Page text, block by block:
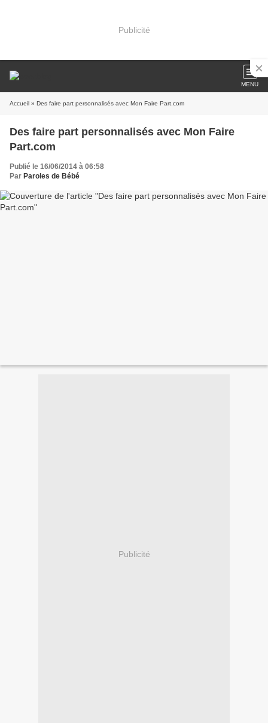
Publicité
MENU
Accueil » Des faire part personnalisés avec Mon Faire Part.com
Des faire part personnalisés avec Mon Faire
Part.com
Publié le 16/06/2014 à 06:58
Par Paroles de Bébé
Publicité